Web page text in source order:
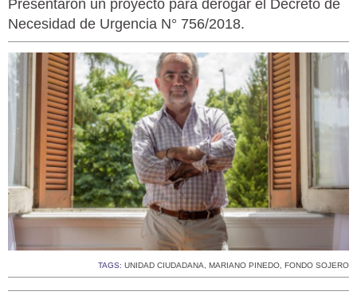
Presentaron un proyecto para derogar el Decreto de
Necesidad de Urgencia N° 756/2018.
TAGS: UNIDAD CIUDADANA, MARIANO PINEDO, FONDO SOJERO